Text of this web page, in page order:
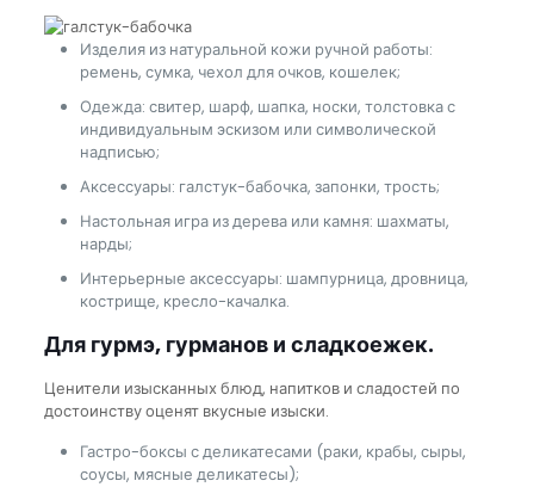
Изделия из натуральной кожи ручной работы:
ремень, сумка, чехол для очков, кошелек;
Одежда: свитер, шарф, шапка, носки, толстовка с
индивидуальным эскизом или символической
надписью;
Аксессуары: галстук-бабочка, запонки, трость;
Настольная игра из дерева или камня: шахматы,
нарды;
Интерьерные аксессуары: шампурница, дровница,
кострище, кресло-качалка.
Для гурмэ, гурманов и сладкоежек.
Ценители изысканных блюд, напитков и сладостей по
достоинству оценят вкусные изыски.
Гастро-боксы с деликатесами (раки, крабы, сыры,
соусы, мясные деликатесы);